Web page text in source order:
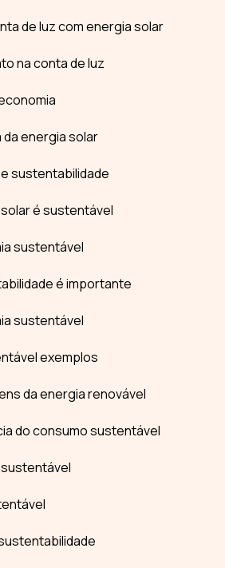
de luz com energia solar
na conta de luz
da energia solar
sustentabilidade
é sustentável
sustentável
é importante
sustentável
exemplos
da energia renovável
do consumo sustentável